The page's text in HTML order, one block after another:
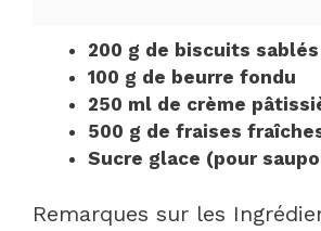
200 g de biscuits sablés
100 g de beurre fondu
250 ml de crème
500 g de fraises
Sucre glace (pour
Remarques sur les